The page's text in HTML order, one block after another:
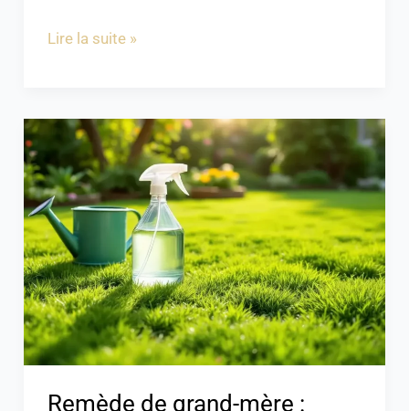
Lire la suite »
Remède de grand-mère :
Remède
de
grand-
mère
:
Éliminez
la
mousse
efficacement